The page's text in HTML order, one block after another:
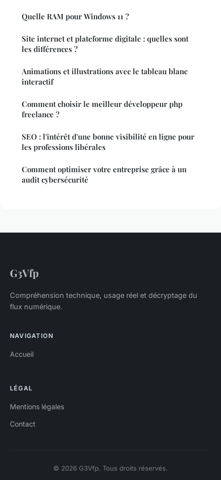
Quelle RAM pour Windows 11 ?
Site internet et plateforme digitale : quelles sont
les différences ?
Animations et illustrations avec le tableau blanc
interactif
Comment choisir le meilleur développeur php
freelance ?
SEO : l'intérêt d'une bonne visibilité en ligne pour
les professions libérales
Comment optimiser votre entreprise grâce à un
audit cybersécurité
G3Vfp
Compréhension technique, usage réel et décryptage du
flux numérique.
NAVIGATION
Accueil
LÉGAL
Mentions légales
Contact
© 2026 G3Vfp. Tous droits réservés.